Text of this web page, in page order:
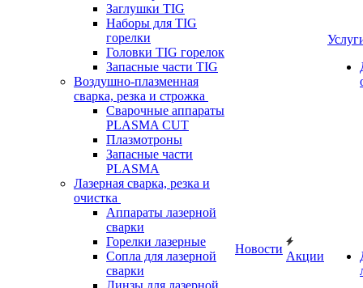
Заглушки TIG
Наборы для TIG
горелки
Головки TIG горелок
Запасные части TIG
Воздушно-плазменная
сварка, резка и строжка
Сварочные аппараты
PLASMA CUT
Плазмотроны
Запасные части
PLASMA
Лазерная сварка, резка и
очистка
Аппараты лазерной
сварки
Горелки лазерные
Сопла для лазерной
сварки
Линзы для лазерной
Новости
Акции